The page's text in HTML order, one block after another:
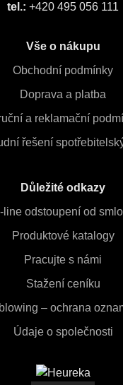
tel.: +420 495 056 111
Vše o nákupu
Obchodní podmínky
Doprava a platba
a reklamační
řešení
Důležité odkazy
line odstoupení od
Produktové katalogy
Pracujte s námi
Stažení ceníku
– ochrana
Údaje o společnosti